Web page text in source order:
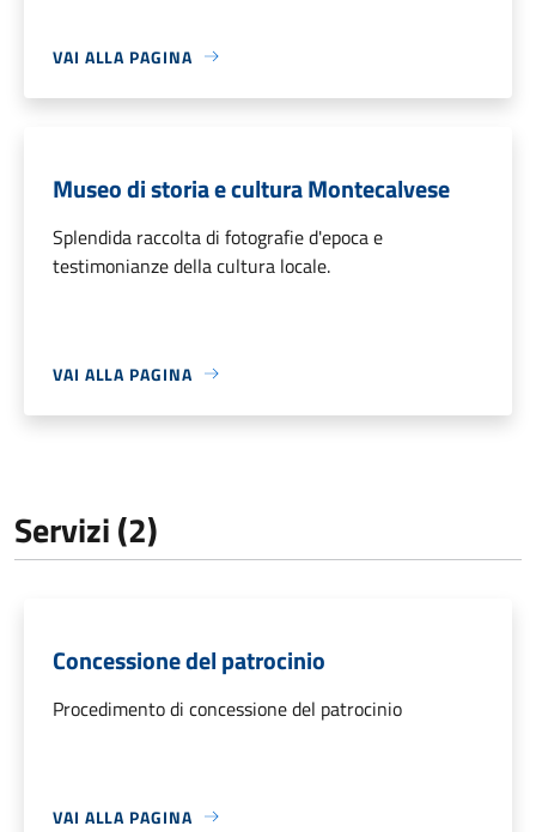
VAI ALLA PAGINA
Museo di storia e cultura Montecalvese
Splendida raccolta di fotografie d'epoca e
testimonianze della cultura locale.
VAI ALLA PAGINA
Servizi (2)
Concessione del patrocinio
Procedimento di concessione del patrocinio
VAI ALLA PAGINA